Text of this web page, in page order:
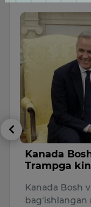
Kanada
Trampga
Kanada Bosh